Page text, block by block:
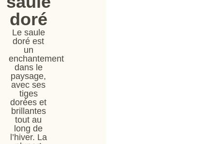
doré
Le saule
doré est
un
enchantement
dans le
paysage,
avec ses
tiges
dorées et
brillantes
tout au
long de
l’hiver. La